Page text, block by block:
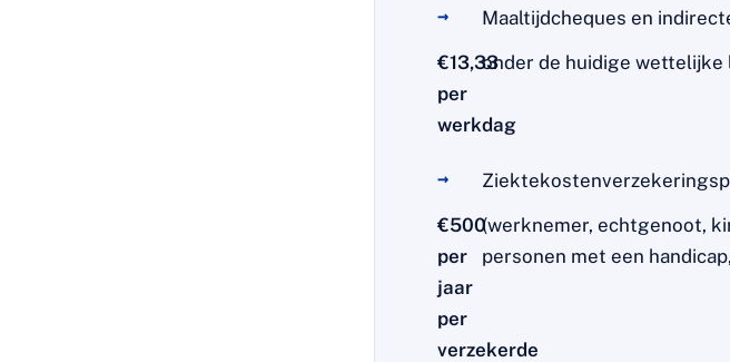
Maaltijdcheques en
€13,33
per
werkdag
onder de huidige wettelijke
€500
per
jaar
per
verzekerde
(werknemer, echtgenoot,
personen met een